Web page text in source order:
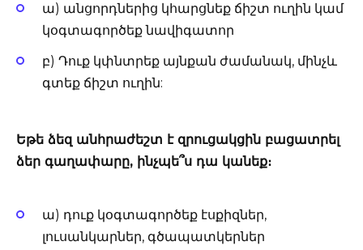
ա) անցորդներից կհարցնեք ճիշտ ուղին կամ
կօգտագործեք նավիգատոր
բ) Դուք կփնտրեք այնքան ժամանակ, մինչև
գտեք ճիշտ ուղին:
Եթե ​​ձեզ անհրաժեշտ է զրուցակցին բացատրել
ձեր գաղափարը, ինչպե՞ս դա կանեք։
ա) դուք կօգտագործեք էսքիզներ,
լուսանկարներ, գծապատկերներ